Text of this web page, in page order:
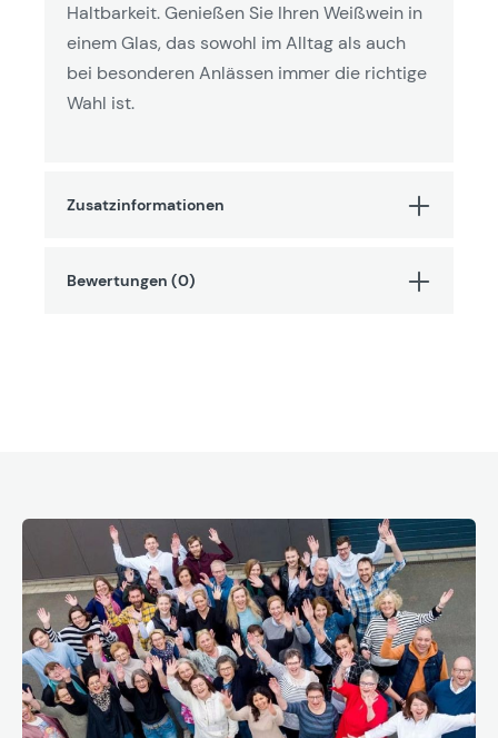
Haltbarkeit. Genießen Sie Ihren Weißwein in
einem Glas, das sowohl im Alltag als auch
bei besonderen Anlässen immer die richtige
Wahl ist.
Zusatzinformationen
Bewertungen (0)